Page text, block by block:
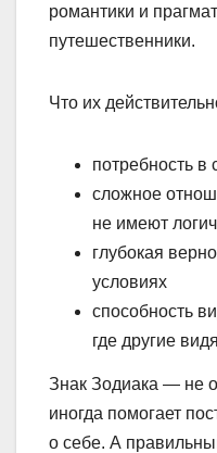
романтики и
путешественники.
Что их
потребность
сложное
не имеют
глубокая
условиях
способность
где другие
Знак Зодиака — не
иногда помогает
о себе. А